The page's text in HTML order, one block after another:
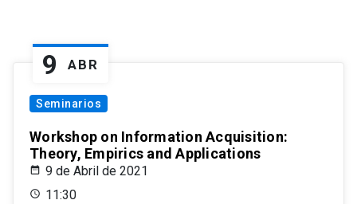
9 ABR
Seminarios
Workshop on Information Acquisition:
Theory, Empirics and Applications
9 de Abril de 2021
11:30